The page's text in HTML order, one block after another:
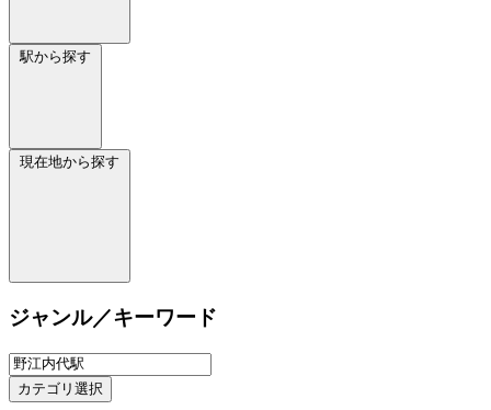
駅から探す
現在地から探す
ジャンル／キーワード
カテゴリ選択